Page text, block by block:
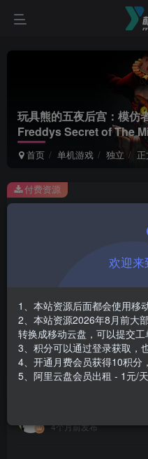
玩具熊的五夜后宫：模仿
Freddys Secret of The
首页 单机游戏 独立
此内容为付费资源，请付费后查
免费
安装包大小
游戏本体大小
付费资源
4个月前发布
欢迎来
1、本站资源后面都会使用移
2、本站资源2026年8月前大
转换成移动云盘，可以提交工
3、积分可以通过登录获取，
4、开通月费会员获得10积分
5、阿里云盘会员出租 - 1元/